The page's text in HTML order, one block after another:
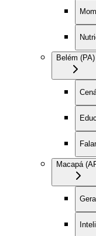
Belém (PA)
Macapá